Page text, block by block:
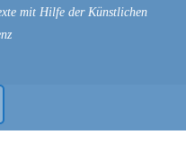
mit Hilfe der Künstlichen